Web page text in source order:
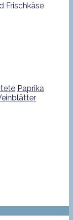
Frischkäse
Paprika